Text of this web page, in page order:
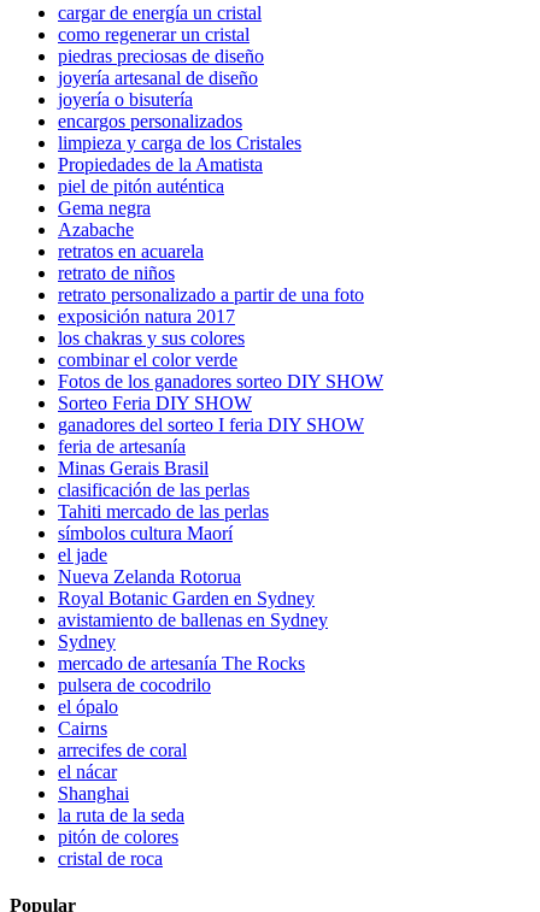
cargar de energía un cristal
como regenerar un cristal
piedras preciosas de diseño
joyería artesanal de diseño
joyería o bisutería
encargos personalizados
limpieza y carga de los Cristales
Propiedades de la Amatista
piel de pitón auténtica
Gema negra
Azabache
retratos en acuarela
retrato de niños
retrato personalizado a partir de una foto
exposición natura 2017
los chakras y sus colores
combinar el color verde
Fotos de los ganadores sorteo DIY SHOW
Sorteo Feria DIY SHOW
ganadores del sorteo I feria DIY SHOW
feria de artesanía
Minas Gerais Brasil
clasificación de las perlas
Tahiti mercado de las perlas
símbolos cultura Maorí
el jade
Nueva Zelanda Rotorua
Royal Botanic Garden en Sydney
avistamiento de ballenas en Sydney
Sydney
mercado de artesanía The Rocks
pulsera de cocodrilo
el ópalo
Cairns
arrecifes de coral
el nácar
Shanghai
la ruta de la seda
pitón de colores
cristal de roca
Popular